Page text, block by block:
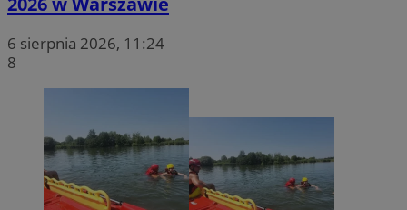
6 sierpnia 2026, 11:24
8